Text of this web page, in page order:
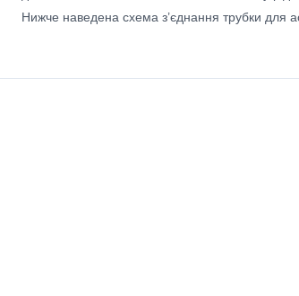
Нижче наведена схема з’єднання трубки для